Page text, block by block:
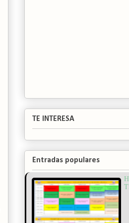
TE INTERESA
Entradas populares